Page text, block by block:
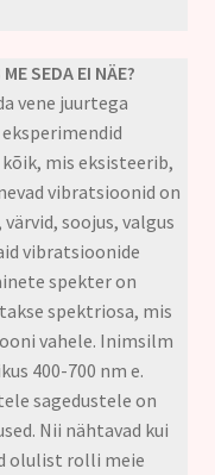
SEDA EI NÄE?
vene juurtega
mis eksisteerib,
vibratsioonid on
soojus, valgus
vibratsioonide
spekter on
spektriosa, mis
vahele. Inimsilm
400-700 nm e.
sagedustele on
Nii nähtavad kui
olulist rolli meie